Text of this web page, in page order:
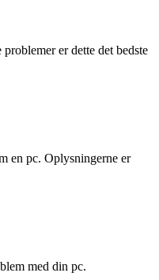
er dette det bedste
en pc. Oplysningerne er
med din pc.